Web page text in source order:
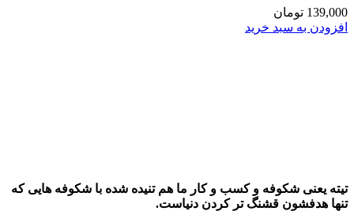
139,000 تومان
افزودن به سبد خرید
تیته یعنی شکوفه و کسب و کار ما هم تنیده شده با شکوفه هایی که
تنها هدفشون قشنگ تر کردن دنیاست.